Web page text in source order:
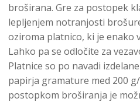
broširana. Gre za postopek
lepljenjem notranjosti
oziroma platnico, ki je enako
Lahko pa se odločite za
Platnice so po navadi
papirja gramature med 200
postopkom broširanja je